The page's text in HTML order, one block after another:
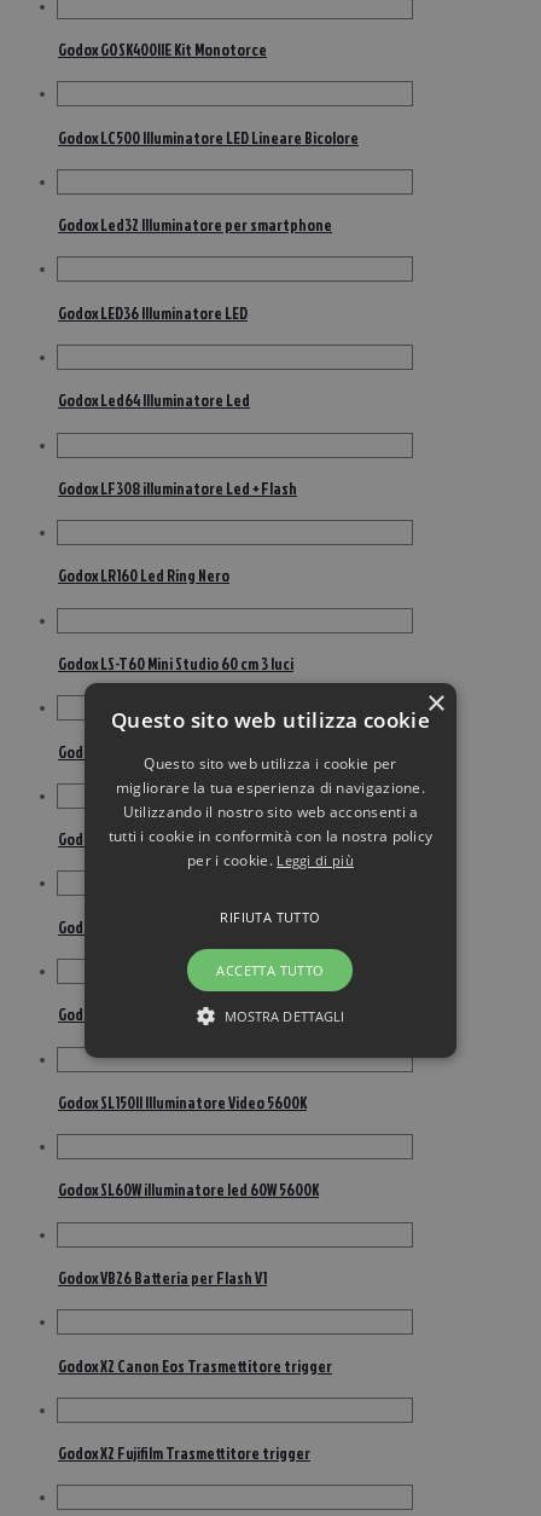
Godox GOSK400IIE Kit Monotorce
Godox LC500 Illuminatore LED Lineare Bicolore
Godox Led32 Illuminatore per smartphone
Godox LED36 Illuminatore LED
Godox Led64 Illuminatore Led
Godox LF308 illuminatore Led + Flash
Godox LR160 Led Ring Nero
Godox LS-T60 Mini Studio 60 cm 3 luci
Godox M1 RGB Illuminatore led creative light
Godox R1 Faretto led round RGB
Godox RGB CL10 Illuminatore ambientale LED
Godox S-R1 Round Adapter for flash
Godox SL150II Illuminatore Video 5600K
Godox SL60W illuminatore led 60W 5600K
Godox VB26 Batteria per Flash V1
Godox X2 Canon Eos Trasmettitore trigger
Godox X2 Fujifilm Trasmettitore trigger
×
Questo sito web utilizza cookie
Questo sito web utilizza i cookie per
migliorare la tua esperienza di navigazione.
Utilizzando il nostro sito web acconsenti a
tutti i cookie in conformità con la nostra policy
per i cookie. Leggi di più
ACCETTA TUTTO
RIFIUTA TUTTO
MOSTRA DETTAGLI